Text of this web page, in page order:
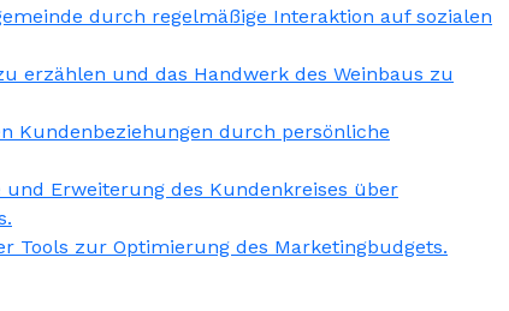
durch regelmäßige Interaktion auf sozialen
erzählen und das Handwerk des Weinbaus zu
Kundenbeziehungen durch persönliche
und Erweiterung des Kundenkreises über
Tools zur Optimierung des Marketingbudgets.